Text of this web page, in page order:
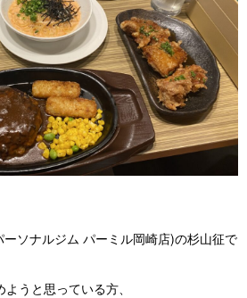
お役立ちブログ
料体験お申し込み
ソナルジム パーミル岡崎店)の杉山征で
うと思っている方、